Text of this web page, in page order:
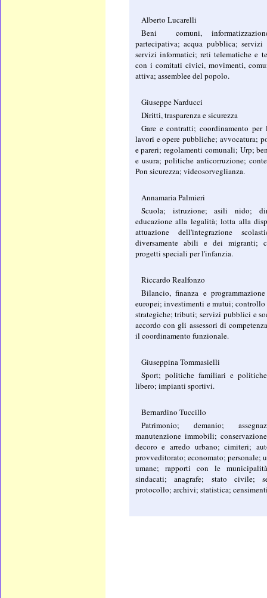
Alberto Lucarelli
Beni comuni,
partecipativa; acqua pubblica;
servizi informatici; reti telematiche e
con i comitati civici, movimenti,
attiva; assemblee del popolo.
Giuseppe Narducci
Diritti, trasparenza e sicurezza
Gare e contratti; coordinamento
lavori e opere pubbliche; avvocatura;
e pareri; regolamenti comunali; Urp;
e usura; politiche anticorruzione;
Pon sicurezza; videosorveglianza.
Annamaria Palmieri
Scuola; istruzione; asili nido;
educazione alla legalità; lotta alla
attuazione dell'integrazione
diversamente abili e dei migranti;
progetti speciali per l'infanzia.
Riccardo Realfonzo
Bilancio, finanza e
europei; investimenti e mutui; controllo
strategiche; tributi; servizi pubblici e
accordo con gli assessori di
il coordinamento funzionale.
Giuseppina Tommasielli
Sport; politiche familiari e
libero; impianti sportivi.
Bernardino Tuccillo
Patrimonio; demanio;
manutenzione immobili;
decoro e arredo urbano; cimiteri;
provveditorato; economato; personale;
umane; rapporti con le
sindacati; anagrafe; stato civile;
protocollo; archivi; statistica;